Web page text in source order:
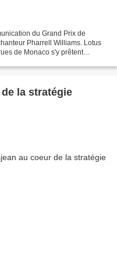
du Grand Prix de
Pharrell Williams. Lotus
de Monaco s'y prêtent
la stratégie